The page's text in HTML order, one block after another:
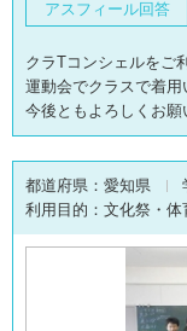
アスフィール回答
クラTコンシェルをご
運動会でクラスで着用
今後ともよろしくお願
都道府県： 愛知県
利用目的： 文化祭・体